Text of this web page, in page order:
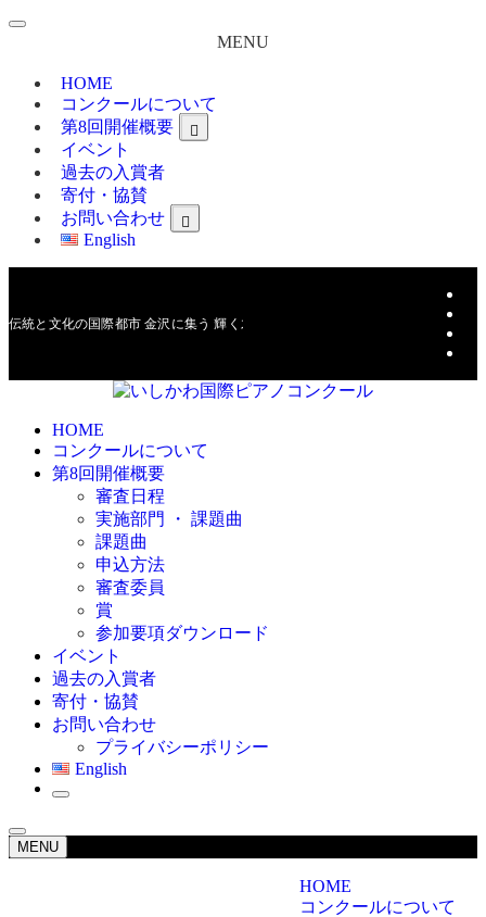
MENU
HOME
コンクールについて
第8回開催概要
イベント
過去の入賞者
寄付・協賛
お問い合わせ
English
伝統と文化の国際都市 金沢に集う 輝く才能との出逢い
HOME
コンクールについて
第8回開催概要
審査日程
実施部門 ・ 課題曲
課題曲
申込方法
審査委員
賞
参加要項ダウンロード
イベント
過去の入賞者
寄付・協賛
お問い合わせ
プライバシーポリシー
English
MENU
HOME
コンクールについて